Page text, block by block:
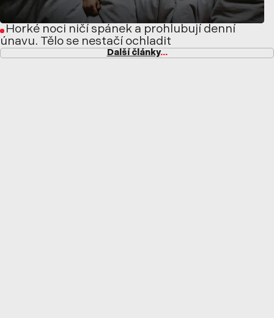
Horké noci ničí spánek a prohlubují denní
únavu. Tělo se nestačí ochladit
Další články...